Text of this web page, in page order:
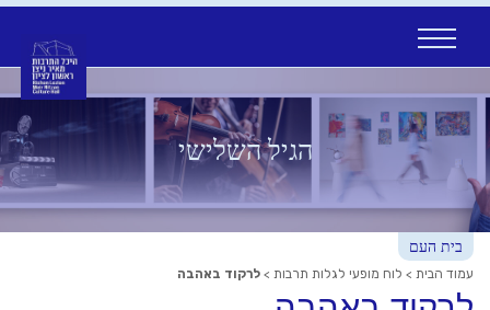
to
content
הגיל השלישי
בית העם
עמוד הבית > לוח מופעי לגלות תרבות > לרקוד באהבה